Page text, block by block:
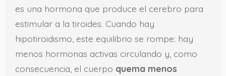
es una hormona que produce el cerebro para
estimular a la tiroides. Cuando hay
hipotiroidismo, este equilibrio se rompe: hay
menos hormonas activas circulando y, como
consecuencia, el cuerpo quema menos